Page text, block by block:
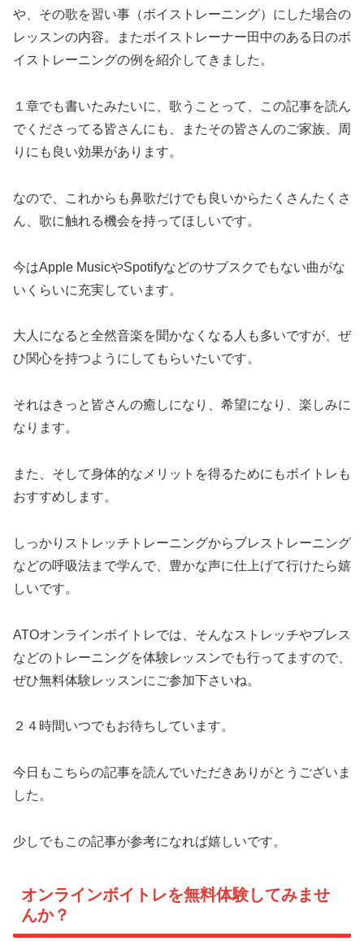
や、その歌を習い事（ボイストレーニング）にした場合の
レッスンの内容。またボイストレーナー田中のある日のボ
イストレーニングの例を紹介してきました。
１章でも書いたみたいに、歌うことって、この記事を読ん
でくださってる皆さんにも、またその皆さんのご家族、周
りにも良い効果があります。
なので、これからも鼻歌だけでも良いからたくさんたくさ
ん、歌に触れる機会を持ってほしいです。
今はApple MusicやSpotifyなどのサブスクでもない曲がな
いくらいに充実しています。
大人になると全然音楽を聞かなくなる人も多いですが、ぜ
ひ関心を持つようにしてもらいたいです。
それはきっと皆さんの癒しになり、希望になり、楽しみに
なります。
また、そして身体的なメリットを得るためにもボイトレも
おすすめします。
しっかりストレッチトレーニングからブレストレーニング
などの呼吸法まで学んで、豊かな声に仕上げて行けたら嬉
しいです。
ATOオンラインボイトレでは、そんなストレッチやブレス
などのトレーニングを体験レッスンでも行ってますので、
ぜひ無料体験レッスンにご参加下さいね。
２４時間いつでもお待ちしています。
今日もこちらの記事を読んでいただきありがとうございま
した。
少しでもこの記事が参考になれば嬉しいです。
オンラインボイトレを無料体験してみませ
んか？